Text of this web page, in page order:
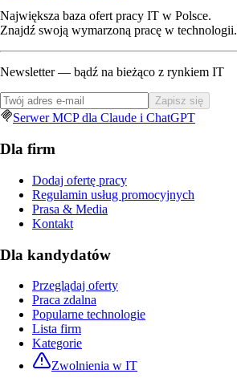
Największa baza ofert pracy IT w Polsce.
Znajdź swoją wymarzoną pracę w technologii.
Newsletter — bądź na bieżąco z rynkiem IT
Zapisz się
Serwer MCP dla Claude i ChatGPT
Dla firm
Dodaj ofertę pracy
Regulamin usług promocyjnych
Prasa & Media
Kontakt
Dla kandydatów
Przeglądaj oferty
Praca zdalna
Popularne technologie
Lista firm
Kategorie
Zwolnienia w IT